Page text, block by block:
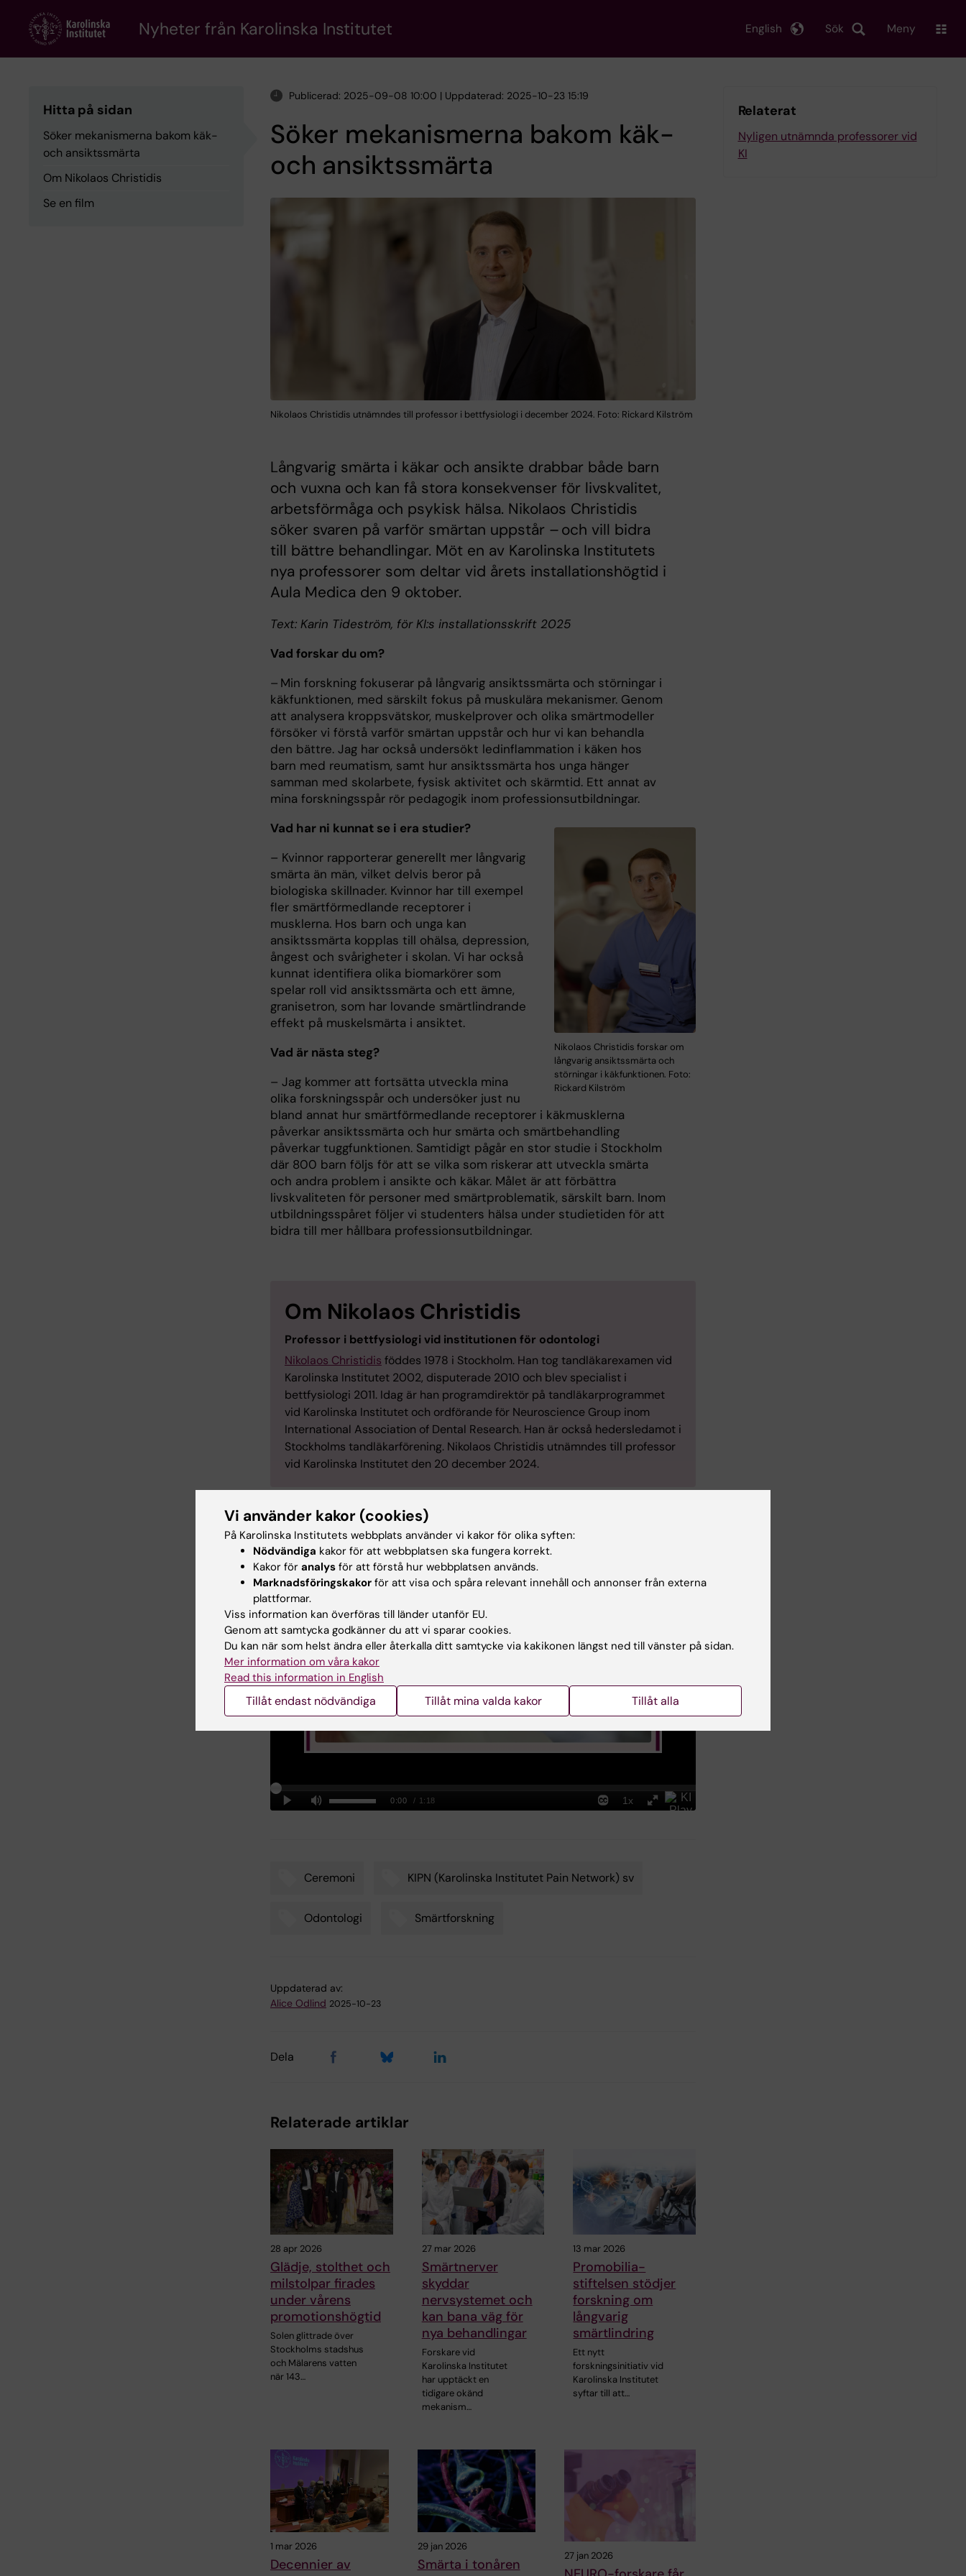
content
Nyheter från Karolinska Institutet Sök
English Meny
Hitta på sidan
Söker mekanismerna bakom käk-
och ansiktssmärta
Om Nikolaos Christidis
Se en film
Publicerad: 2025-09-08 10:00 | Uppdaterad: 2025-10-23 15:19
Söker mekanismerna bakom käk-
och ansiktssmärta
Nikolaos Christidis utnämndes till professor i bettfysiologi i december 2024. Foto: Rickard Kilström
Långvarig smärta i käkar och ansikte drabbar både barn
och vuxna och kan få stora konsekvenser för livskvalitet,
arbetsförmåga och psykisk hälsa. Nikolaos Christidis
söker svaren på varför smärtan uppstår – och vill bidra
till bättre behandlingar. Möt en av Karolinska Institutets
nya professorer som deltar vid årets installationshögtid i
Aula Medica den 9 oktober.
Text: Karin Tideström, för KI:s installationsskrift 2025
Vad forskar du om?
– Min forskning fokuserar på långvarig ansiktssmärta och störningar i
käkfunktionen, med särskilt fokus på muskulära mekanismer. Genom
att analysera kroppsvätskor, muskelprover och olika smärtmodeller
försöker vi förstå varför smärtan uppstår och hur vi kan behandla
den bättre. Jag har också undersökt ledinflammation i käken hos
barn med reumatism, samt hur ansiktssmärta hos unga hänger
samman med skolarbete, fysisk aktivitet och skärmtid. Ett annat av
mina forskningsspår rör pedagogik inom professionsutbildningar.
Nikolaos Christidis forskar om
långvarig ansiktssmärta och
störningar i käkfunktionen. Foto:
Rickard Kilström
Vad har ni kunnat se i era studier?
– Kvinnor rapporterar generellt mer långvarig
smärta än män, vilket delvis beror på
biologiska skillnader. Kvinnor har till exempel
fler smärtförmedlande receptorer i
musklerna. Hos barn och unga kan
ansiktssmärta kopplas till ohälsa, depression,
ångest och svårigheter i skolan. Vi har också
kunnat identifiera olika biomarkörer som
spelar roll vid ansiktssmärta och ett ämne,
granisetron, som har lovande smärtlindrande
effekt på muskelsmärta i ansiktet.
Vad är nästa steg?
– Jag kommer att fortsätta utveckla mina
olika forskningsspår och undersöker just nu
bland annat hur smärtförmedlande receptorer i käkmusklerna
påverkar ansiktssmärta och hur smärta och smärtbehandling
påverkar tuggfunktionen. Samtidigt pågår en stor studie i Stockholm
där 800 barn följs för att se vilka som riskerar att utveckla smärta
och andra problem i ansikte och käkar. Målet är att förbättra
livskvaliteten för personer med smärtproblematik, särskilt barn. Inom
utbildningsspåret följer vi studenters hälsa under studietiden för att
bidra till mer hållbara professionsutbildningar.
Om Nikolaos Christidis
Professor i bettfysiologi vid institutionen för odontologi
Nikolaos Christidis föddes 1978 i Stockholm. Han tog tandläkarexamen vid
Karolinska Institutet 2002, disputerade 2010 och blev specialist i
bettfysiologi 2011. Idag är han programdirektör på tandläkarprogrammet
vid Karolinska Institutet och ordförande för Neuroscience Group inom
International Association of Dental Research. Han är också hedersledamot i
Stockholms tandläkarförening. Nikolaos Christidis utnämndes till professor
vid Karolinska Institutet den 20 december 2024.
Se en film
Ceremoni KIPN (Karolinska Institutet Pain Network) sv
Odontologi Smärtforskning
Uppdaterad av:
Alice Odlind 2025-10-23
Dela
Relaterade artiklar
28 apr 2026
Glädje, stolthet och
milstolpar firades
under vårens
promotionshögtid
Solen glittrade över
Stockholms stadshus
och Mälarens vatten
när 143…
27 mar 2026
Smärtnerver
skyddar
nervsystemet och
kan bana väg för
nya behandlingar
Forskare vid
Karolinska Institutet
har upptäckt en
tidigare okänd
mekanism…
13 mar 2026
Promobilia-
stiftelsen stödjer
forskning om
långvarig
smärtlindring
Ett nytt
forskningsinitiativ vid
Karolinska Institutet
syftar till att…
1 mar 2026
Decennier av
29 jan 2026
Smärta i tonåren
27 jan 2026
Relaterat
Nyligen utnämnda professorer vid
KI
Vi använder kakor (cookies)
På Karolinska Institutets webbplats använder vi kakor för olika syften:
Nödvändiga kakor för att webbplatsen ska fungera korrekt.
Kakor för analys för att förstå hur webbplatsen används.
Marknadsföringskakor för att visa och spåra relevant innehåll och annonser från externa
plattformar.
Viss information kan överföras till länder utanför EU.
Genom att samtycka godkänner du att vi sparar cookies.
Du kan när som helst ändra eller återkalla ditt samtycke via kakikonen längst ned till vänster på sidan.
Mer information om våra kakor
Read this information in English
Tillåt endast nödvändiga Tillåt mina valda kakor Tillåt alla